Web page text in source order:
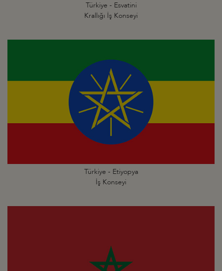
Türkiye - Esvatini
Krallığı İş Konseyi
Türkiye - Etiyopya
İş Konseyi